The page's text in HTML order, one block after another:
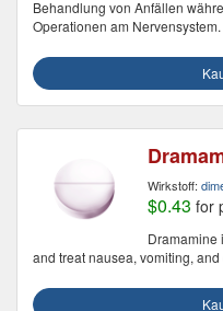
Behandlung von Anfällen
Operationen am Nervensystem.
Wirkstoff:
$0.43 for
Dramamine
and treat nausea, vomiting,